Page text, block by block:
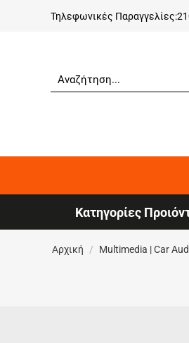
Τηλεφωνικές Παραγγελίες:
Κατηγορίες
Αρχική / Multimedia | Car